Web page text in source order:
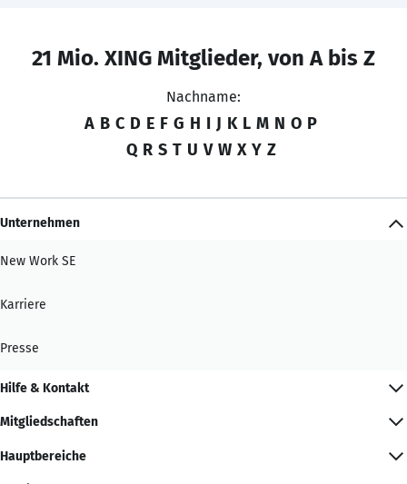
21 Mio. XING Mitglieder, von A bis Z
Nachname:
A B C D E F G H I J K L M N O P
Q R S T U V W X Y Z
Unternehmen
New Work SE
Karriere
Presse
Hilfe & Kontakt
Mitgliedschaften
Hauptbereiche